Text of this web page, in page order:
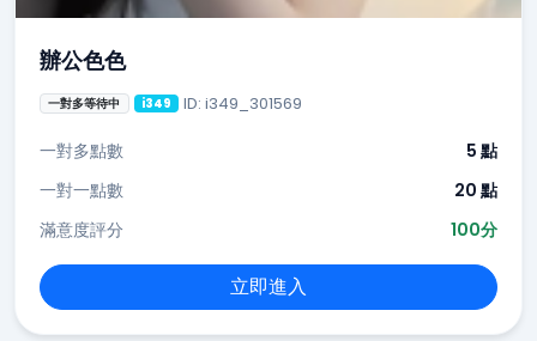
辦公色色
一對多等待中 i349 ID: i349_301569
一對多點數
5 點
一對一點數
20 點
滿意度評分
100分
立即進入